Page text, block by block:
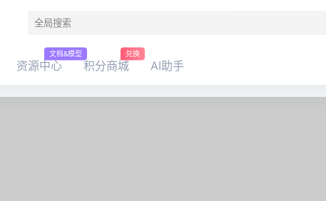
资源中心
文档&模型
积分商城
兑换
AI助手